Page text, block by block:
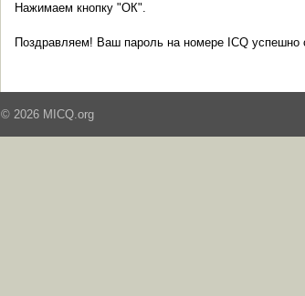
Нажимаем кнопку "ОК".
Поздравляем! Ваш пароль на номере ICQ успешно
© 2026 MICQ.org